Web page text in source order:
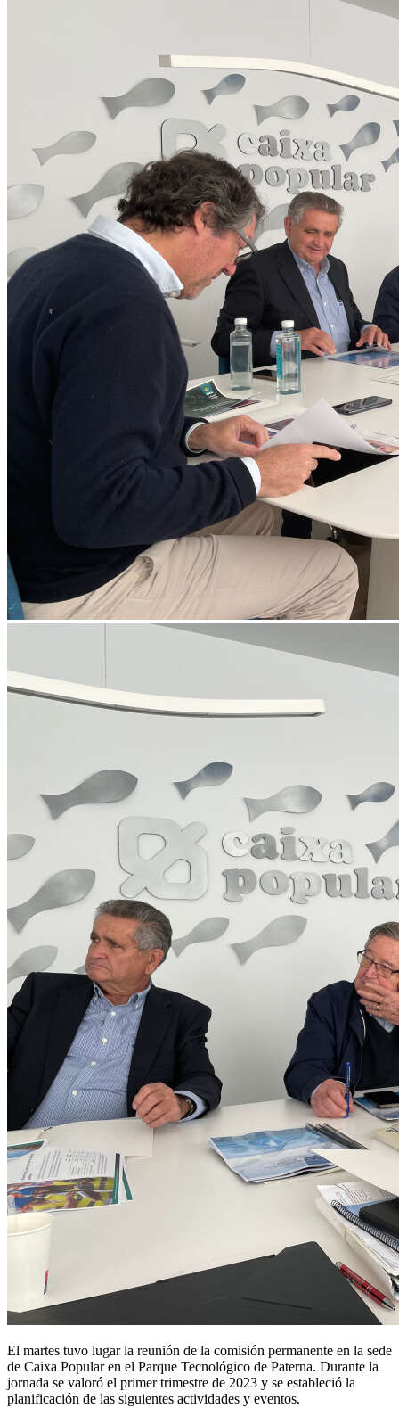
El martes tuvo lugar la reunión de la comisión permanente en la sede
de Caixa Popular en el Parque Tecnológico de Paterna. Durante la
jornada se valoró el primer trimestre de 2023 y se estableció la
planificación de las siguientes actividades y eventos.